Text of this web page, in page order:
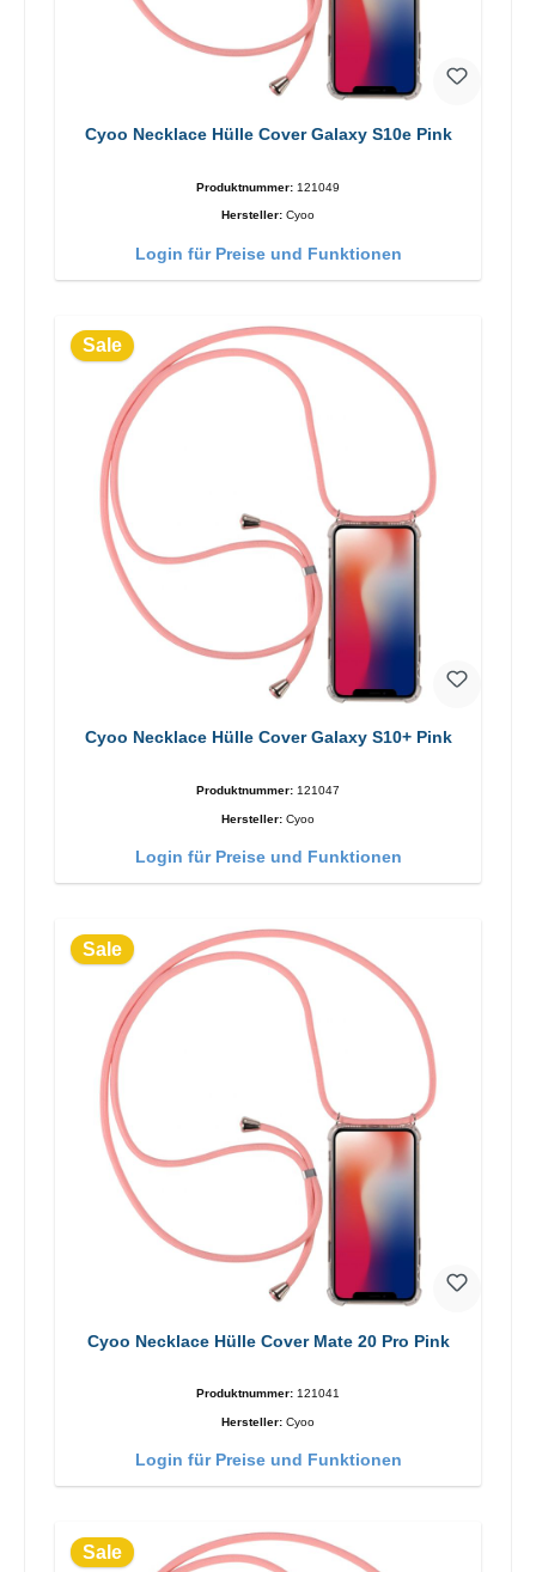
Cyoo Necklace Hülle Cover Galaxy S10e Pink
Produktnummer: 121049
Hersteller: Cyoo
Login für Preise und Funktionen
Sale
Cyoo Necklace Hülle Cover Galaxy S10+ Pink
Produktnummer: 121047
Hersteller: Cyoo
Login für Preise und Funktionen
Sale
Cyoo Necklace Hülle Cover Mate 20 Pro Pink
Produktnummer: 121041
Hersteller: Cyoo
Login für Preise und Funktionen
Sale